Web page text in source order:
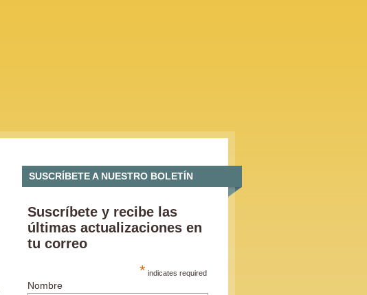
SUSCRÍBETE A NUESTRO BOLETÍN
Suscríbete y recibe las
últimas actualizaciones en
tu correo
* indicates required
Nombre